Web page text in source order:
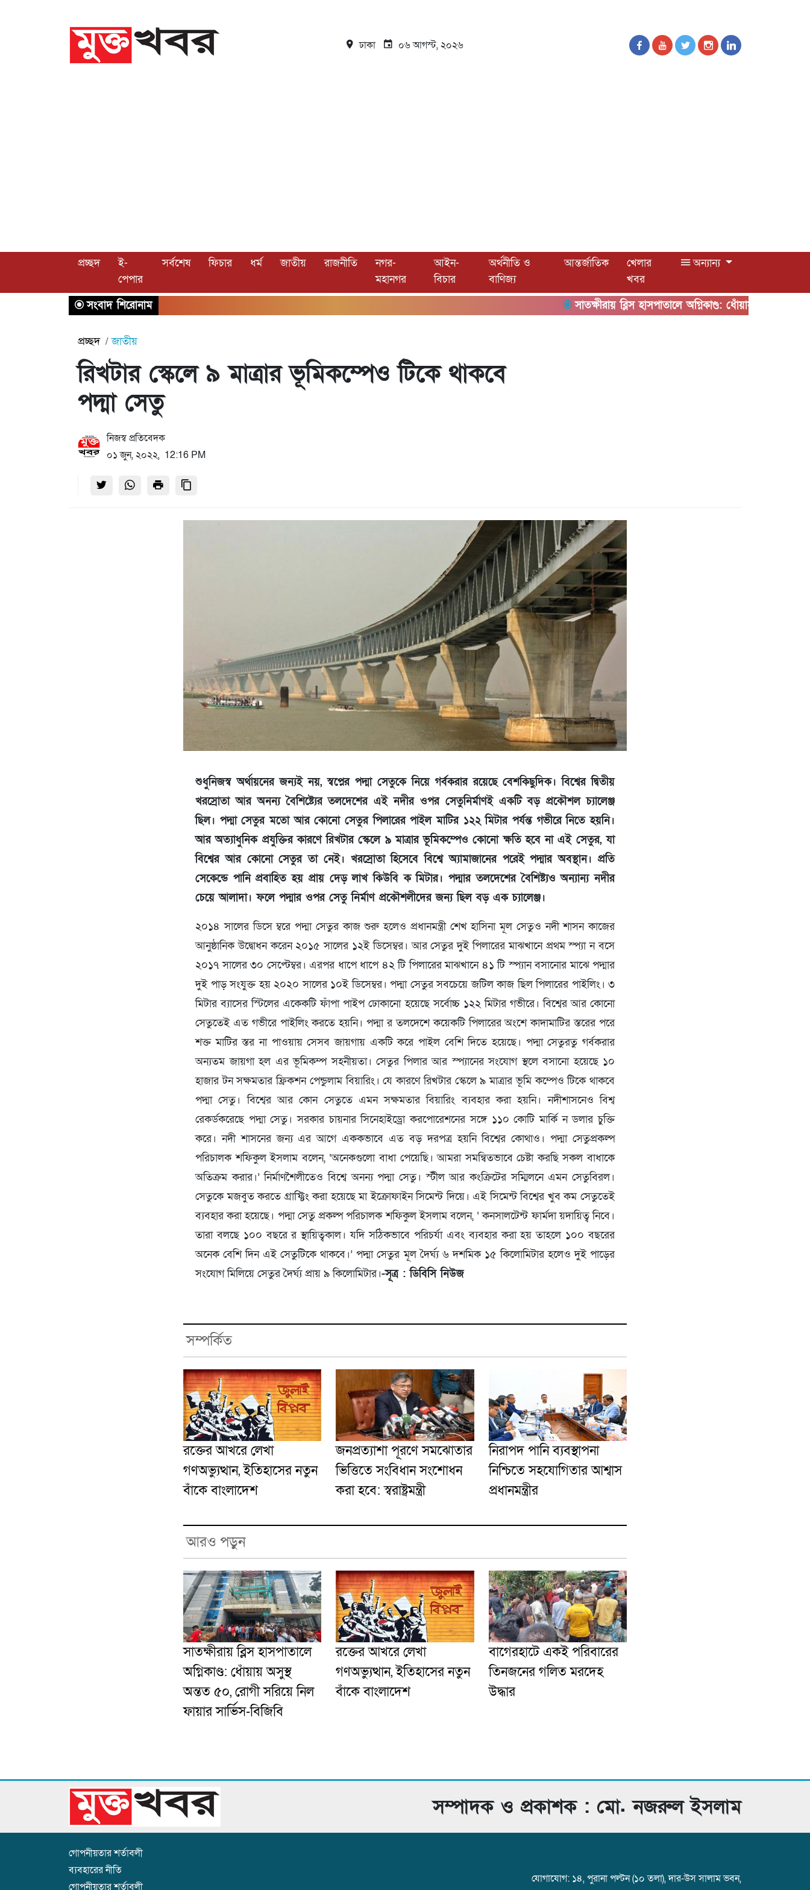
ঢাকা ০৬ আগস্ট, ২০২৬
প্রচ্ছদ
ই-
পেপার
সর্বশেষ ফিচার ধর্ম জাতীয় রাজনীতি
নগর-
মহানগর
আইন-
বিচার
অর্থনীতি ও
বাণিজ্য
আন্তর্জাতিক
খেলার
খবর
অন্যান্য
সংবাদ শিরোনাম সাতক্ষীরায় ব্লিস হাসপাতালে অগ্নিকাণ্ড: ধোঁয়ায় অসুস্থ অন্তত ৫০,
প্রচ্ছদ জাতীয়
রিখটার স্কেলে ৯ মাত্রার ভূমিকম্পেও টিকে থাকবে
পদ্মা সেতু
নিজস্ব প্রতিবেদক
০১ জুন, ২০২২, 12:16 PM
শুধুনিজস্ব অর্থায়নের জন্যই নয়, স্বপ্নের পদ্মা সেতুকে নিয়ে গর্বকরার রয়েছে বেশকিছুদিক। বিশ্বের দ্বিতীয়
খরস্রোতা আর অনন্য বৈশিষ্ট্যের তলদেশের এই নদীর ওপর সেতুনির্মাণই একটি বড় প্রকৌশল চ্যালেঞ্জ
ছিল। পদ্মা সেতুর মতো আর কোনো সেতুর পিলারের পাইল মাটির ১২২ মিটার পর্যন্ত গভীরে নিতে হয়নি।
আর অত্যাধুনিক প্রযুক্তির কারণে রিখটার স্কেলে ৯ মাত্রার ভূমিকম্পেও কোনো ক্ষতি হবে না এই সেতুর, যা
বিশ্বের আর কোনো সেতুর তা নেই। খরস্রোতা হিসেবে বিশ্বে অ্যামাজানের পরেই পদ্মার অবস্থান। প্রতি
সেকেন্ডে পানি প্রবাহিত হয় প্রায় দেড় লাখ কিউবি ক মিটার। পদ্মার তলদেশের বৈশিষ্ট্যও অন্যান্য নদীর
চেয়ে আলাদা। ফলে পদ্মার ওপর সেতু নির্মাণ প্রকৌশলীদের জন্য ছিল বড় এক চ্যালেঞ্জ।
২০১৪ সালের ডিসে ম্বরে পদ্মা সেতুর কাজ শুরু হলেও প্রধানমন্ত্রী শেখ হাসিনা মূল সেতুও নদী শাসন কাজের
আনুষ্ঠানিক উদ্বোধন করেন ২০১৫ সালের ১২ই ডিসেম্বর। আর সেতুর দুই পিলারের মাঝখানে প্রথম স্প্যা ন বসে
২০১৭ সালের ৩০ সেপ্টেম্বর। এরপর ধাপে ধাপে ৪২ টি পিলারের মাঝখানে ৪১ টি স্প্যান বসানোর মাঝে পদ্মার
দুই পাড় সংযুক্ত হয় ২০২০ সালের ১০ই ডিসেম্বর। পদ্মা সেতুর সবচেয়ে জটিল কাজ ছিল পিলারের পাইলিং। ৩
মিটার ব্যাসের স্টিলের একেকটি ফাঁপা পাইপ ঢোকানো হয়েছে সর্বোচ্চ ১২২ মিটার গভীরে। বিশ্বের আর কোনো
সেতুতেই এত গভীরে পাইলিং করতে হয়নি। পদ্মা র তলদেশে কয়েকটি পিলারের অংশে কাদামাটির স্তরের পরে
শক্ত মাটির স্তর না পাওয়ায় সেসব জায়গায় একটি করে পাইল বেশি দিতে হয়েছে। পদ্মা সেতুরতু গর্বকরার
অন্যতম জায়গা হল এর ভূমিকম্প সহনীয়তা। সেতুর পিলার আর স্প্যানের সংযোগ স্থলে বসানো হয়েছে ১০
হাজার টন সক্ষমতার ফ্রিকশন পেন্ডুলাম বিয়ারিং। যে কারণে রিখটার স্কেলে ৯ মাত্রার ভূমি কম্পেও টিকে থাকবে
পদ্মা সেতু। বিশ্বের আর কোন সেতুতে এমন সক্ষমতার বিয়ারিং ব্যবহার করা হয়নি। নদীশাসনেও বিশ্ব
রেকর্ডকরেছে পদ্মা সেতু। সরকার চায়নার সিনেহাইড্রো করপোরেশনের সঙ্গে ১১০ কোটি মার্কি ন ডলার চুক্তি
করে। নদী শাসনের জন্য এর আগে এককভাবে এত বড় দরপত্র হয়নি বিশ্বের কোথাও। পদ্মা সেতুপ্রকল্প
পরিচালক শফিকুল ইসলাম বলেন, ‘অনেকগুলো বাধা পেয়েছি। আমরা সমন্বিতভাবে চেষ্টা করছি সকল বাধাকে
অতিক্রম করার।’ নির্মাণশৈলীতেও বিশ্বে অনন্য পদ্মা সেতু। স্টীল আর কংক্রিটের সম্মিলনে এমন সেতুবিরল।
সেতুকে মজবুত করতে গ্রাফ্টিং করা হয়েছে মা ইক্রোফাইন সিমেন্ট দিয়ে। এই সিমেন্ট বিশ্বের খুব কম সেতুতেই
ব্যবহার করা হয়েছে। পদ্মা সেতু প্রকল্প পরিচালক শফিকুল ইসলাম বলেন, ‘ কনসালটেন্ট ফার্মদা য়দায়িত্ব নিবে।
তারা বলছে ১০০ বছরে র স্থায়িত্বকাল। যদি সঠিকভাবে পরিচর্যা এবং ব্যবহার করা হয় তাহলে ১০০ বছরের
অনেক বেশি দিন এই সেতুটিকে থাকবে।’ পদ্মা সেতুর মূল দৈর্ঘ্য ৬ দশমিক ১৫ কিলোমিটার হলেও দুই পাড়ের
সংযোগ মিলিয়ে সেতুর দৈর্ঘ্য প্রায় ৯ কিলোমিটার।-সূত্র : ডিবিসি নিউজ
সম্পর্কিত
রক্তের আখরে লেখা
গণঅভ্যুত্থান, ইতিহাসের নতুন
বাঁকে বাংলাদেশ
জনপ্রত্যাশা পূরণে সমঝোতার
ভিত্তিতে সংবিধান সংশোধন
করা হবে: স্বরাষ্ট্রমন্ত্রী
নিরাপদ পানি ব্যবস্থাপনা
নিশ্চিতে সহযোগিতার আশ্বাস
প্রধানমন্ত্রীর
আরও পড়ুন
সাতক্ষীরায় ব্লিস হাসপাতালে
অগ্নিকাণ্ড: ধোঁয়ায় অসুস্থ
অন্তত ৫০, রোগী সরিয়ে নিল
ফায়ার সার্ভিস-বিজিবি
রক্তের আখরে লেখা
গণঅভ্যুত্থান, ইতিহাসের নতুন
বাঁকে বাংলাদেশ
‎বাগেরহাটে একই পরিবারের
তিনজনের গলিত মরদেহ
উদ্ধার
সম্পাদক ও প্রকাশক : মো. নজরুল ইসলাম
গোপনীয়তার শর্তাবলী
ব্যবহারের নীতি
গোপনীয়তার শর্তাবলী
যোগাযোগ: ১৪, পুরানা পল্টন (১০ তলা), দার-উস সালাম ভবন,